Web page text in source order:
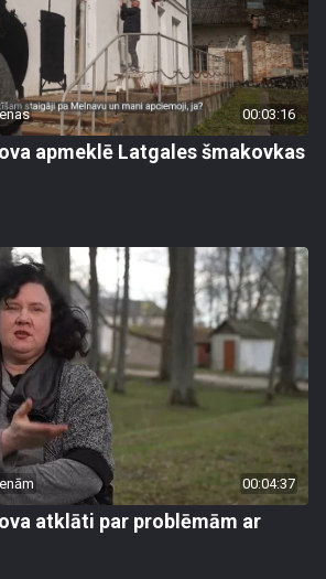
00:03:16
apmeklē Latgales šmakovkas
00:04:37
atklāti par problēmām ar